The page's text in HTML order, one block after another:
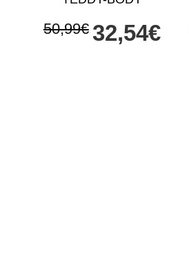
50,99€ 32,54€